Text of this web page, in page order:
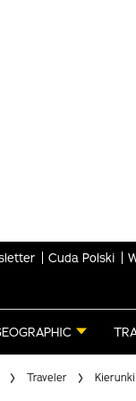
Cuda Polski
Traveler Kierunki